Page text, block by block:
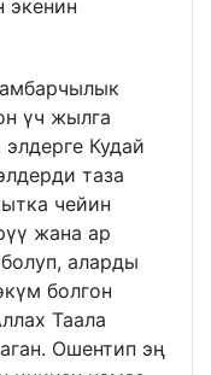
экенин
үч жылга
Кудай
таза
чейин
жана ар
аларды
болгон
Таала
Ошентип эң